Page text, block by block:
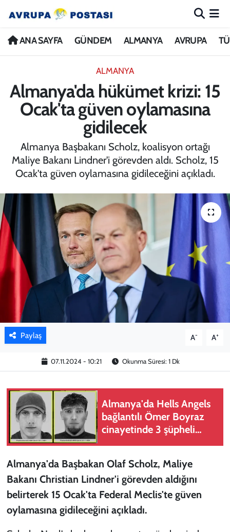
ANA SAYFA GÜNDEM ALMANYA AVRUPA
ALMANYA
Almanya'da hükümet krizi: 15
Ocak'ta güven oylamasına
gidilecek
Almanya Başbakanı Scholz, koalisyon ortağı
Maliye Bakanı Lindner'i görevden aldı. Scholz, 15
Ocak'ta güven oylamasına gidileceğini açıkladı.
Paylaş A- A+
07.11.2024 - 10:21 Okunma Süresi: 1 Dk
Almanya'da Hells Angels
bağlantılı Ömer Boyraz
cinayetinde 3 şüpheli
Almanya'da Başbakan Olaf Scholz, Maliye
Bakanı Christian Lindner'i görevden aldığını
belirterek 15 Ocak'ta Federal Meclis'te güven
oylamasına gidileceğini açıkladı.
ANA SAYFA
ALMANYA
AVRUPA
TÜRKİYE
DÜNYA
KÜLTÜR
KADIN
YAZARLAR
Nöbetçi Eczaneler
İstanbul Namaz Vakitleri
Trafik Durumu
Avrupa Ligi Puan Durumu ve Fikstür
Tüm Manşetler
Son Dakika Haberleri
Haber Arşivi